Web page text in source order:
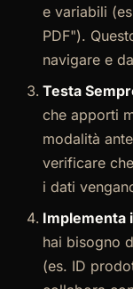
e variabili
PDF").
navigare e
Testa
che apporti
modalità
verificare
i dati
Implementa
hai bisogno
(es. ID